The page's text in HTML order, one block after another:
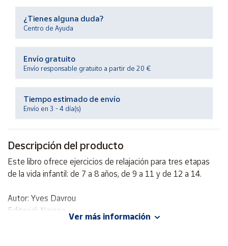
Productos
Solidarios
Ayuda
Centro
Contacto
Vendedores
Mapa de
vendedores
vendedor
Área
¿Tienes alguna duda?
Centro de Ayuda
Envío gratuito
Envío responsable gratuito a partir de 20 €
Tiempo estimado de envío
Envío en 3 - 4 día(s)
Descripción del producto
Este libro ofrece ejercicios de relajación para tres etapas
de la vida infantil: de 7 a 8 años, de 9 a 11 y de 12 a 14.
Autor: Yves Davrou
Editorial: Narcea
ISBN: 9788427715431
Ver más información